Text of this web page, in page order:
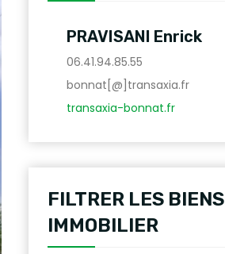
PRAVISANI Enrick
06.41.94.85.55
bonnat[@]transaxia.fr
transaxia-bonnat.fr
FILTRER LES BIENS
IMMOBILIER